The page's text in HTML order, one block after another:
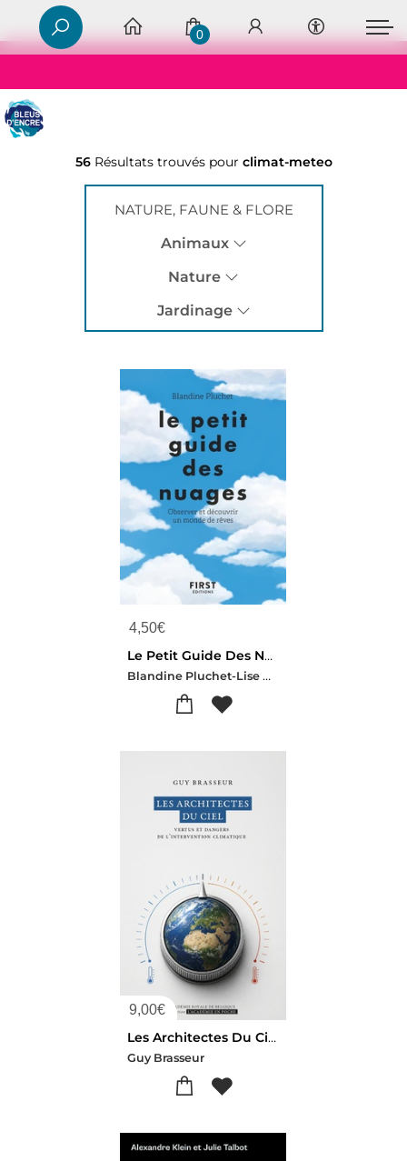
0
56 Résultats trouvés pour climat-meteo
NATURE, FAUNE & FLORE
Animaux
Nature
Jardinage
4,50€
Le Petit Guide Des Nuages
Blandine Pluchet-Lise Herzog
9,00€
Les Architectes Du Ciel : Vertus Et Dangers De L'intervention Climatique
Guy Brasseur